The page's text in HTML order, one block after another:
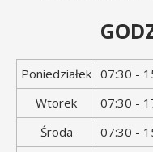
Dzień
tygodnia
Godziny
otwarcia
Poniedziałek 07:30 -
Wtorek
07:30 -
Środa
07:30 -